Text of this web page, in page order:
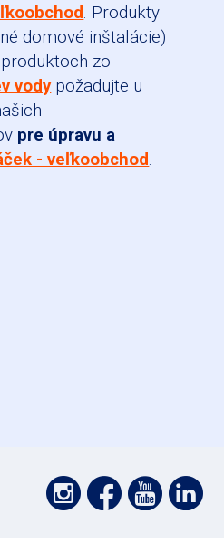
. Produkty
domové inštalácie)
zo
vody požadujte u
pre úpravu a
- veľkoobchod.
Podpořte